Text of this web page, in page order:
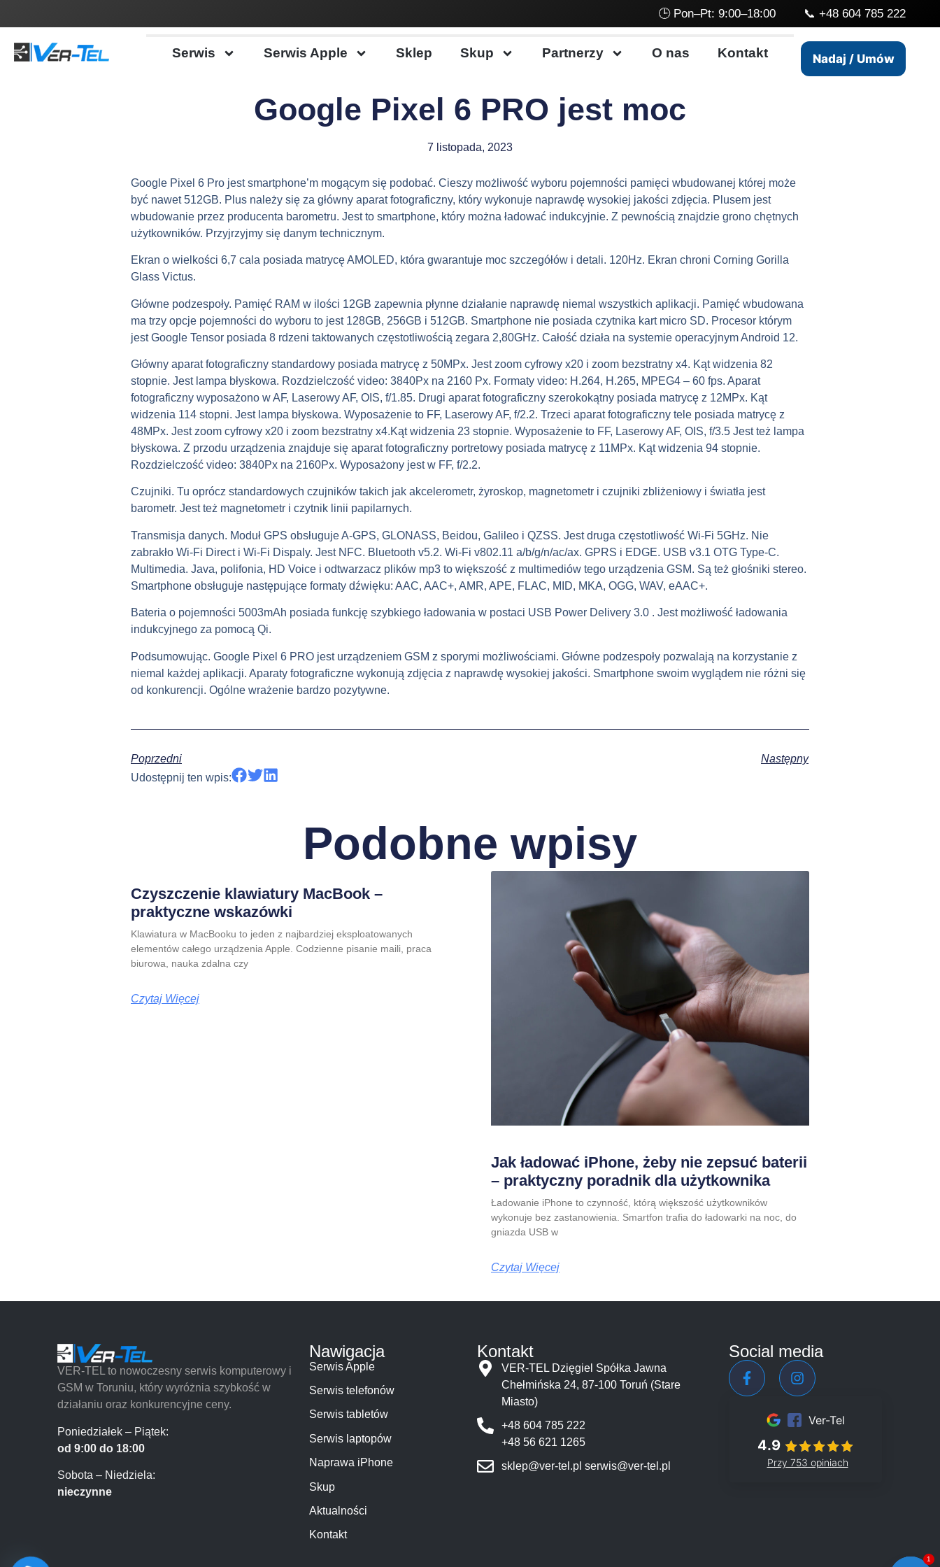
🕒 Pon–Pt: 9:00–18:00 📞 +48 604 785 222
Nadaj / Umów
Serwis Serwis Apple Sklep Skup Partnerzy O nas Kontakt
Google Pixel 6 PRO jest moc
7 listopada, 2023
Google Pixel 6 Pro jest smartphone’m mogącym się podobać. Cieszy możliwość wyboru pojemności pamięci wbudowanej której może
być nawet 512GB. Plus należy się za główny aparat fotograficzny, który wykonuje naprawdę wysokiej jakości zdjęcia. Plusem jest
wbudowanie przez producenta barometru. Jest to smartphone, który można ładować indukcyjnie. Z pewnością znajdzie grono chętnych
użytkowników. Przyjrzyjmy się danym technicznym.
Ekran o wielkości 6,7 cala posiada matrycę AMOLED, która gwarantuje moc szczegółów i detali. 120Hz. Ekran chroni Corning Gorilla
Glass Victus.
Główne podzespoły. Pamięć RAM w ilości 12GB zapewnia płynne działanie naprawdę niemal wszystkich aplikacji. Pamięć wbudowana
ma trzy opcje pojemności do wyboru to jest 128GB, 256GB i 512GB. Smartphone nie posiada czytnika kart micro SD. Procesor którym
jest Google Tensor posiada 8 rdzeni taktowanych częstotliwością zegara 2,80GHz. Całość działa na systemie operacyjnym Android 12.
Główny aparat fotograficzny standardowy posiada matrycę z 50MPx. Jest zoom cyfrowy x20 i zoom bezstratny x4. Kąt widzenia 82
stopnie. Jest lampa błyskowa. Rozdzielczość video: 3840Px na 2160 Px. Formaty video: H.264, H.265, MPEG4 – 60 fps. Aparat
fotograficzny wyposażono w AF, Laserowy AF, OIS, f/1.85. Drugi aparat fotograficzny szerokokątny posiada matrycę z 12MPx. Kąt
widzenia 114 stopni. Jest lampa błyskowa. Wyposażenie to FF, Laserowy AF, f/2.2. Trzeci aparat fotograficzny tele posiada matrycę z
48MPx. Jest zoom cyfrowy x20 i zoom bezstratny x4.Kąt widzenia 23 stopnie. Wyposażenie to FF, Laserowy AF, OIS, f/3.5 Jest też lampa
błyskowa. Z przodu urządzenia znajduje się aparat fotograficzny portretowy posiada matrycę z 11MPx. Kąt widzenia 94 stopnie.
Rozdzielczość video: 3840Px na 2160Px. Wyposażony jest w FF, f/2.2.
Czujniki. Tu oprócz standardowych czujników takich jak akcelerometr, żyroskop, magnetometr i czujniki zbliżeniowy i światła jest
barometr. Jest też magnetometr i czytnik linii papilarnych.
Transmisja danych. Moduł GPS obsługuje A-GPS, GLONASS, Beidou, Galileo i QZSS. Jest druga częstotliwość Wi-Fi 5GHz. Nie
zabrakło Wi-Fi Direct i Wi-Fi Dispaly. Jest NFC. Bluetooth v5.2. Wi-Fi v802.11 a/b/g/n/ac/ax. GPRS i EDGE. USB v3.1 OTG Type-C.
Multimedia. Java, polifonia, HD Voice i odtwarzacz plików mp3 to większość z multimediów tego urządzenia GSM. Są też głośniki stereo.
Smartphone obsługuje następujące formaty dźwięku: AAC, AAC+, AMR, APE, FLAC, MID, MKA, OGG, WAV, eAAC+.
Bateria o pojemności 5003mAh posiada funkcję szybkiego ładowania w postaci USB Power Delivery 3.0 . Jest możliwość ładowania
indukcyjnego za pomocą Qi.
Podsumowując. Google Pixel 6 PRO jest urządzeniem GSM z sporymi możliwościami. Główne podzespoły pozwalają na korzystanie z
niemal każdej aplikacji. Aparaty fotograficzne wykonują zdjęcia z naprawdę wysokiej jakości. Smartphone swoim wyglądem nie różni się
od konkurencji. Ogólne wrażenie bardzo pozytywne.
Poprzedni
Następny
Udostępnij ten wpis:
Podobne wpisy
Czyszczenie klawiatury MacBook –
praktyczne wskazówki
Klawiatura w MacBooku to jeden z najbardziej eksploatowanych
elementów całego urządzenia Apple. Codzienne pisanie maili, praca
biurowa, nauka zdalna czy
Czytaj Więcej
Jak ładować iPhone, żeby nie zepsuć baterii
– praktyczny poradnik dla użytkownika
Ładowanie iPhone to czynność, którą większość użytkowników
wykonuje bez zastanowienia. Smartfon trafia do ładowarki na noc, do
gniazda USB w
Czytaj Więcej
VER-TEL to nowoczesny serwis komputerowy i
GSM w Toruniu, który wyróżnia szybkość w
działaniu oraz konkurencyjne ceny.
Poniedziałek – Piątek:
od 9:00 do 18:00
Sobota – Niedziela:
nieczynne
Nawigacja
Serwis Apple
Serwis telefonów
Serwis tabletów
Serwis laptopów
Naprawa iPhone
Skup
Aktualności
Kontakt
Kontakt
VER-TEL Dzięgiel Spółka Jawna
Chełmińska 24, 87-100 Toruń (Stare
Miasto)
+48 604 785 222
+48 56 621 1265
sklep@ver-tel.pl serwis@ver-tel.pl
Social media
Ver-Tel
4.9
Przy 753 opiniach
1